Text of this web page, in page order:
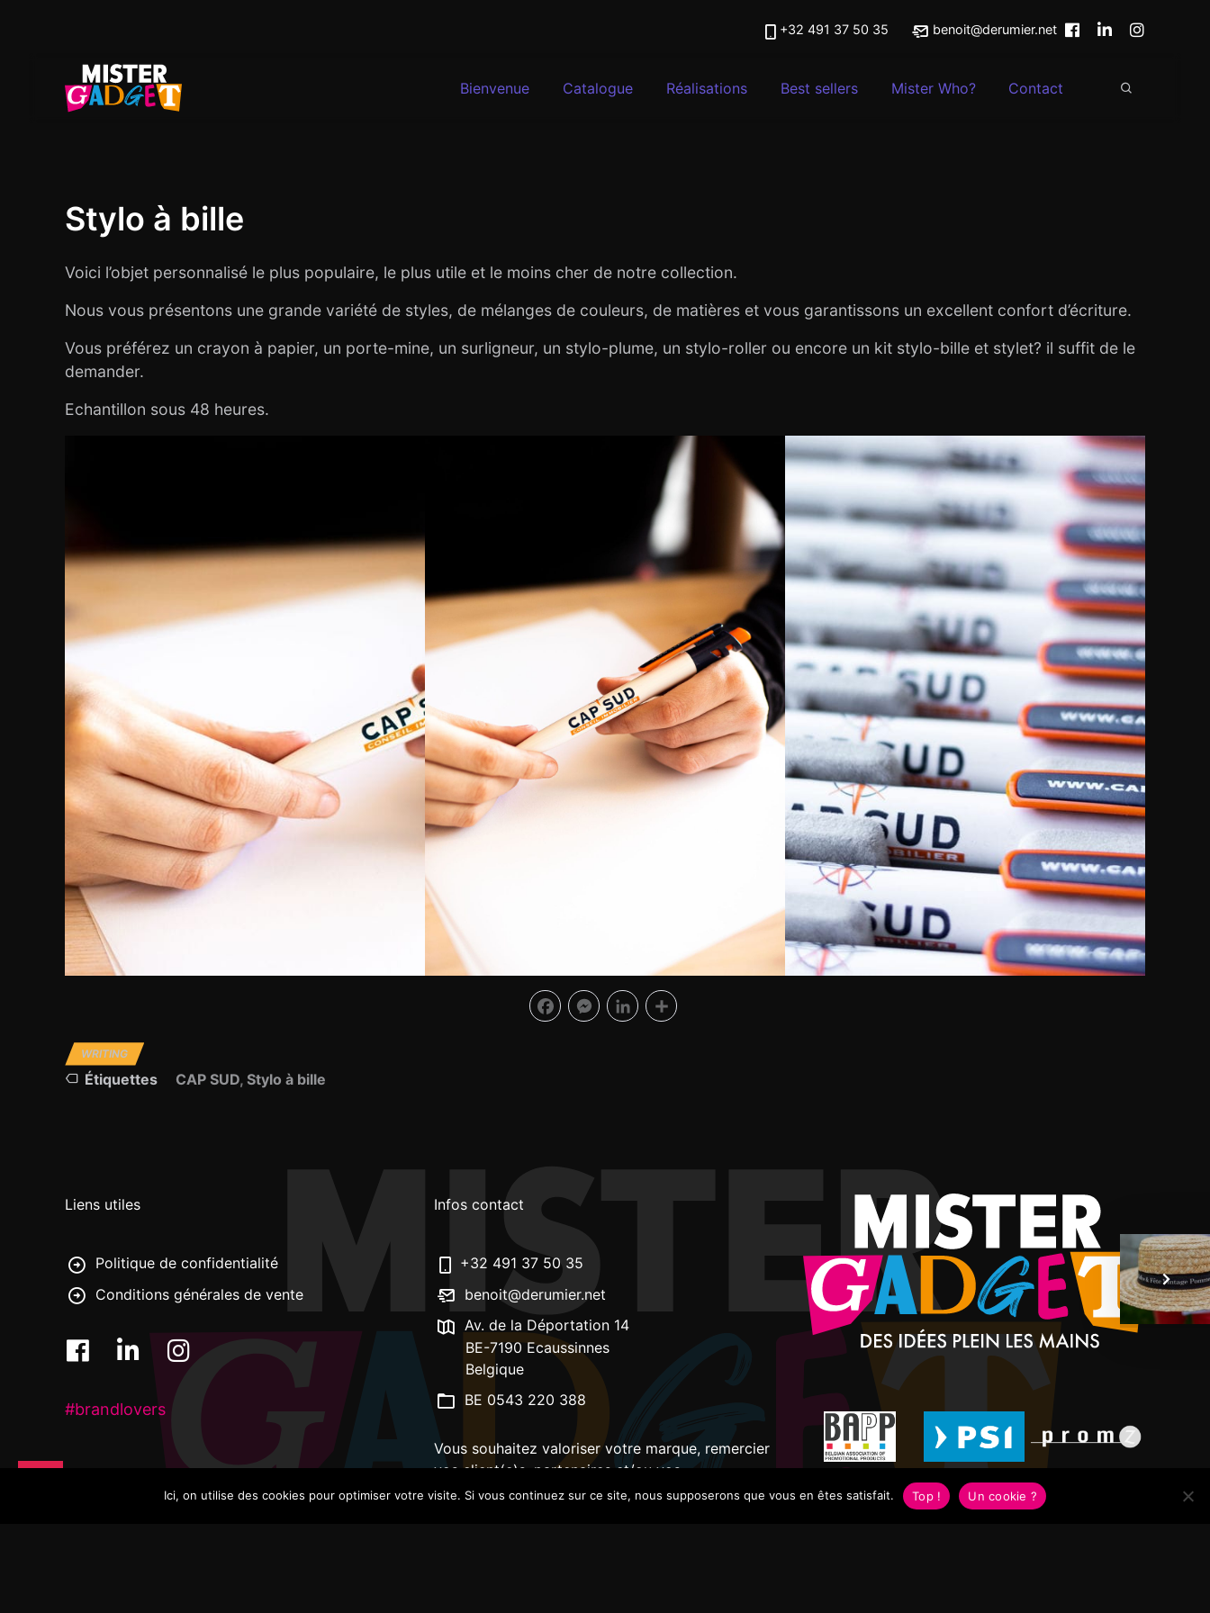
+32 491 37 50 35 benoit@derumier.net
Bienvenue Catalogue Réalisations Best sellers Mister Who? Contact
Stylo à bille
Voici l’objet personnalisé le plus populaire, le plus utile et le moins cher de notre collection.
Nous vous présentons une grande variété de styles, de mélanges de couleurs, de matières et vous garantissons un excellent confort d’écriture.
Vous préférez un crayon à papier, un porte-mine, un surligneur, un stylo-plume, un stylo-roller ou encore un kit stylo-bille et stylet? il suffit de le
demander.
Echantillon sous 48 heures.
WRITING
Étiquettes CAP SUD, Stylo à bille
l’article
Liens utiles
Politique de confidentialité
Conditions générales de vente
#brandlovers
Infos contact
+32 491 37 50 35
benoit@derumier.net
Av. de la Déportation 14
BE-7190 Ecaussinnes
Belgique
BE 0543 220 388
Vous souhaitez valoriser votre marque, remercier
vos client(e)s, partenaires et/ou vos
collaborateur(trice)s ? Contactez-moi!
Ici, on utilise des cookies pour optimiser votre visite. Si vous continuez sur ce site, nous supposerons que vous en êtes satisfait. Top ! Un cookie ?